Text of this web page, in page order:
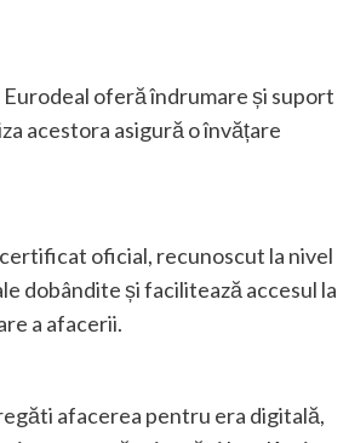
oferă îndrumare și suport
acestora asigură o învățare
oficial, recunoscut la nivel
dobândite și facilitează accesul la
a afacerii.
afacerea pentru era digitală,